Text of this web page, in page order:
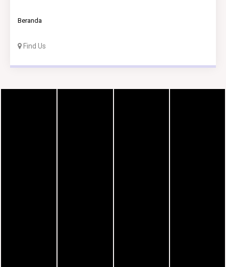
Beranda
Find Us